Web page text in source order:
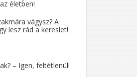
életben!
vágysz? A
lesz rád a kereslet!
– Igen, feltétlenül!